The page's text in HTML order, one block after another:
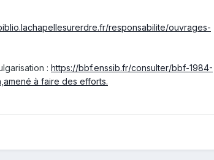
responsabilite/ouvrages-
: https://bbf.enssib.fr/consulter/bbf-1984-
à faire des efforts.